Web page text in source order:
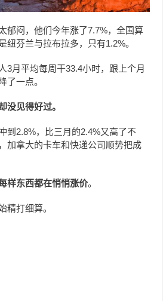
郁闷，他们今年涨了7.7%，全国算
纽芬兰与拉布拉多，只有1.2%。
3月平均每周干33.4小时，跟上个月
了一点。
没见得好过。
到2.8%，比三月的2.4%又高了不
加拿大的卡车和快递公司顺势把成
样东西都在悄悄涨价。
精打细算。